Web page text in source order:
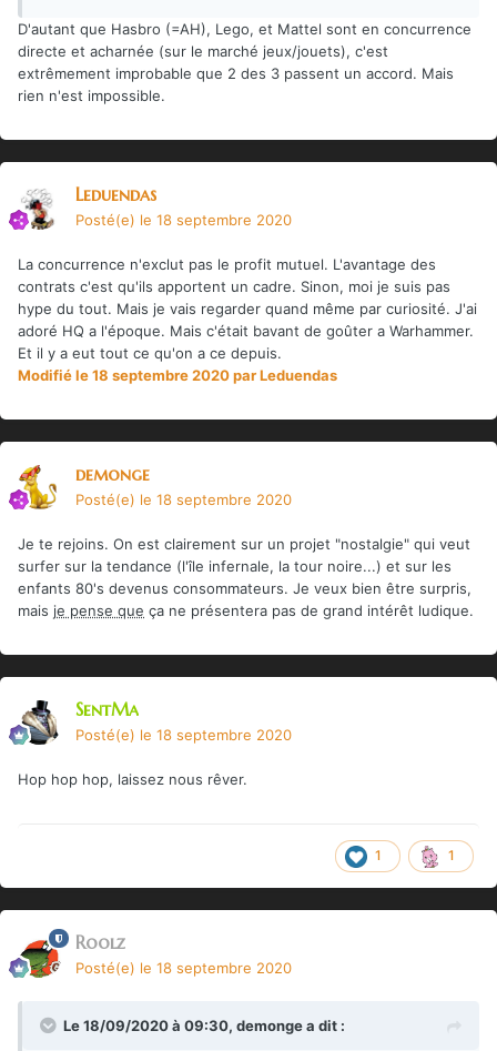
D'autant que Hasbro (=AH), Lego, et Mattel sont en concurrence
directe et acharnée (sur le marché jeux/jouets), c'est
extrêmement improbable que 2 des 3 passent un accord. Mais
rien n'est impossible.
Leduendas
Posté(e) le 18 septembre 2020
La concurrence n'exclut pas le profit mutuel. L'avantage des
contrats c'est qu'ils apportent un cadre. Sinon, moi je suis pas
hype du tout. Mais je vais regarder quand même par curiosité. J'ai
adoré HQ a l'époque. Mais c'était bavant de goûter a Warhammer.
Et il y a eut tout ce qu'on a ce depuis.
Modifiéle 18 septembre 2020par Leduendas
demonge
Posté(e) le 18 septembre 2020
Je te rejoins. On est clairement sur un projet "nostalgie" qui veut
surfer sur la tendance (l'île infernale, la tour noire...) et sur les
enfants 80's devenus consommateurs. Je veux bien être surpris,
mais je pense que ça ne présentera pas de grand intérêt ludique.
SentMa
Posté(e) le 18 septembre 2020
Hop hop hop, laissez nous rêver.
1 1
Roolz
Posté(e) le 18 septembre 2020
Le 18/09/2020 à 09:30, demongea dit :